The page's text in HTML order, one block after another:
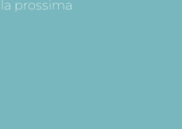
prossima